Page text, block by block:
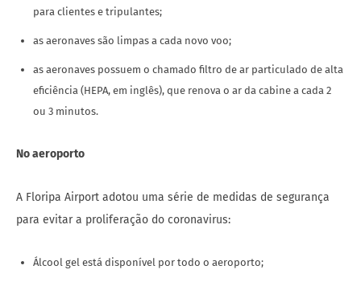
para clientes e tripulantes;
as aeronaves são limpas a cada novo voo;
as aeronaves possuem o chamado filtro de ar particulado de alta
eficiência (HEPA, em inglês), que renova o ar da cabine a cada 2
ou 3 minutos.
No aeroporto
A Floripa Airport adotou uma série de medidas de segurança
para evitar a proliferação do coronavirus:
Álcool gel está disponível por todo o aeroporto;